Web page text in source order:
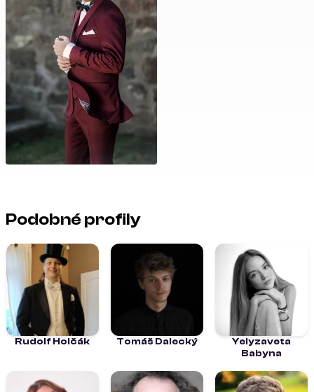
Podobné profily
Rudolf Holčák Tomáš Dalecký
Yelyzaveta
Babyna